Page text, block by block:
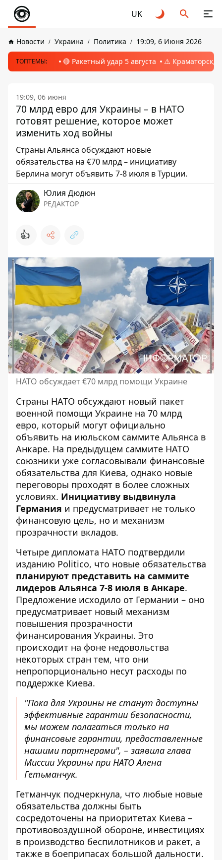
UK
Новости Украина Политика 19:09, 6 Июня 2026
ТОПТЕМЫ: 🔴 Ракетный удар 5 августа ⚠️ Краматорск,
19:09, 06 июня
70 млрд евро для Украины – в НАТО
готовят решение, которое может
изменить ход войны
Страны Альянса обсуждают новые
обязательства на €70 млрд – инициативу
Берлина могут объявить 7-8 июля в Турции.
Юлия Дюдюн
РЕДАКТОР
👍
НАТО обсуждает €70 млрд помощи Украине
Страны НАТО обсуждают новый пакет
военной помощи Украине на 70 млрд
евро, который могут официально
объявить на июльском саммите Альянса в
Анкаре. На предыдущем саммите НАТО
союзники уже согласовывали финансовые
обязательства для Киева, однако новые
переговоры проходят в более сложных
условиях. Инициативу выдвинула
Германия и предусматривает не только
финансовую цель, но и механизм
прозрачности вкладов.
Четыре дипломата НАТО подтвердили
изданию Politico, что новые обязательства
планируют представить на саммите
лидеров Альянса 7-8 июля в Анкаре.
Предложение исходило от Германии – оно
предусматривает новый механизм
повышения прозрачности
финансирования Украины. Это
происходит на фоне недовольства
некоторых стран тем, что они
непропорционально несут расходы по
поддержке Киева.
"Пока для Украины не станут доступны
эффективные гарантии безопасности,
мы можем полагаться только на
финансовые гарантии, предоставленные
нашими партнерами", – заявила глава
Миссии Украины при НАТО Алена
Гетьманчук.
Гетманчук подчеркнула, что любые новые
обязательства должны быть
сосредоточены на приоритетах Киева –
противовоздушной обороне, инвестициях
в производство беспилотников и ракет, а
также в боеприпасах большой дальности.